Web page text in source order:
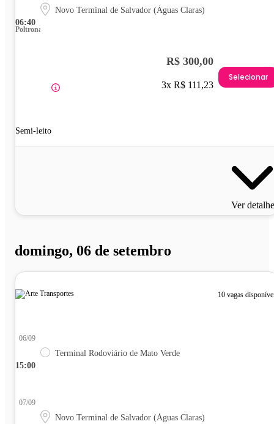
06:40
Novo Terminal de Salvador (Águas Claras)
Poltrona
Semi-leito
R$ 300,00
3x R$ 111,23
Selecionar
Ver
domingo, 06 de setembro
10 vagas
15:00
06/09
Terminal Rodoviário de Mato Verde
07/09
Novo Terminal de Salvador (Águas Claras)